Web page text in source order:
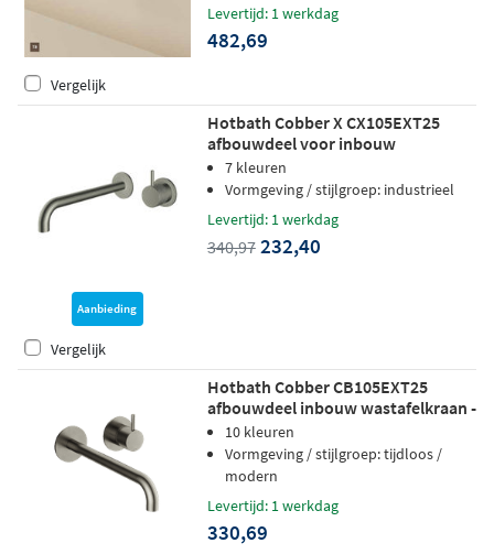
Levertijd: 1 werkdag
482,69
Vergelijk
Aanbieding
Hotbath Cobber X CX105EXT25
afbouwdeel voor inbouw
wastafelkraan - uitloop 25cm -
Geborsteld nikkel
7 kleuren
Vormgeving / stijlgroep: industrieel
Levertijd: 1 werkdag
340,97 232,40
Vergelijk
Hotbath Cobber CB105EXT25
afbouwdeel inbouw wastafelkraan -
25cm uitloop - geborsteld nikkel
10 kleuren
Vormgeving / stijlgroep: tijdloos /
modern
Levertijd: 1 werkdag
330,69